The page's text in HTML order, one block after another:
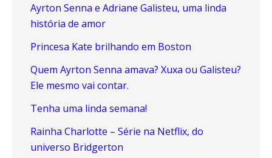
Ayrton Senna e Adriane Galisteu, uma linda
história de amor
Princesa Kate brilhando em Boston
Quem Ayrton Senna amava? Xuxa ou Galisteu?
Ele mesmo vai contar.
Tenha uma linda semana!
Rainha Charlotte – Série na Netflix, do
universo Bridgerton